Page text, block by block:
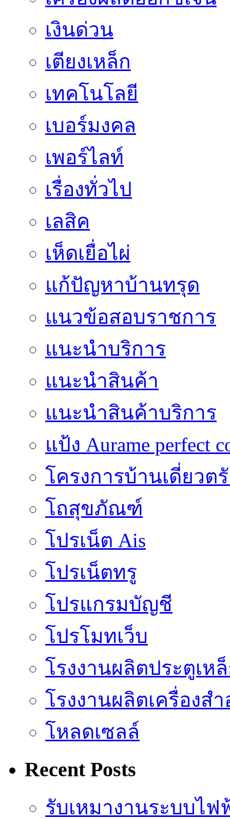
เงินด่วน
เตียงเหล็ก
เทคโนโลยี
เบอร์มงคล
เพอร์ไลท์
เรื่องทั่วไป
เลสิค
เห็ดเยื่อไผ่
แก้ปัญหาบ้านทรุด
แนวข้อสอบราชการ
แนะนำบริการ
แนะนำสินค้า
แนะนำสินค้าบริการ
แป้ง Aurame perfect
โครงการบ้านเดี่ยวต
โถสุขภัณฑ์
โปรเน็ต Ais
โปรเน็ตทรู
โปรแกรมบัญชี
โปรโมทเว็บ
โรงงานผลิตประตูเห
โรงงานผลิตเครื่องสำ
โหลดเซลล์
Recent Posts
รับเหมางานระบบไ